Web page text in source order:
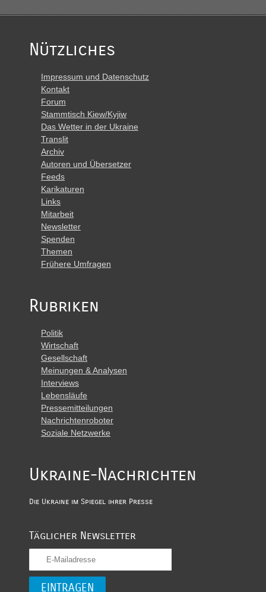
Nützliches
Impressum und Datenschutz
Kontakt
Forum
Stammtisch Kiew/Kyjiw
Das Wetter in der Ukraine
Translit
Archiv
Autoren und Übersetzer
Feeds
Karikaturen
Links
Mitarbeit
Newsletter
Spenden
Themen
Frühere Umfragen
Rubriken
Politik
Wirtschaft
Gesellschaft
Meinungen & Analysen
Interviews
Lebensläufe
Pressemitteilungen
Nachrichtenroboter
Soziale Netzwerke
Ukraine-Nachrichten
Die Ukraine im Spiegel ihrer Presse
Täglicher Newsletter